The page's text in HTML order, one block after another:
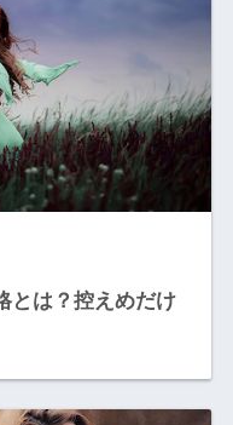
とは？控えめだけ